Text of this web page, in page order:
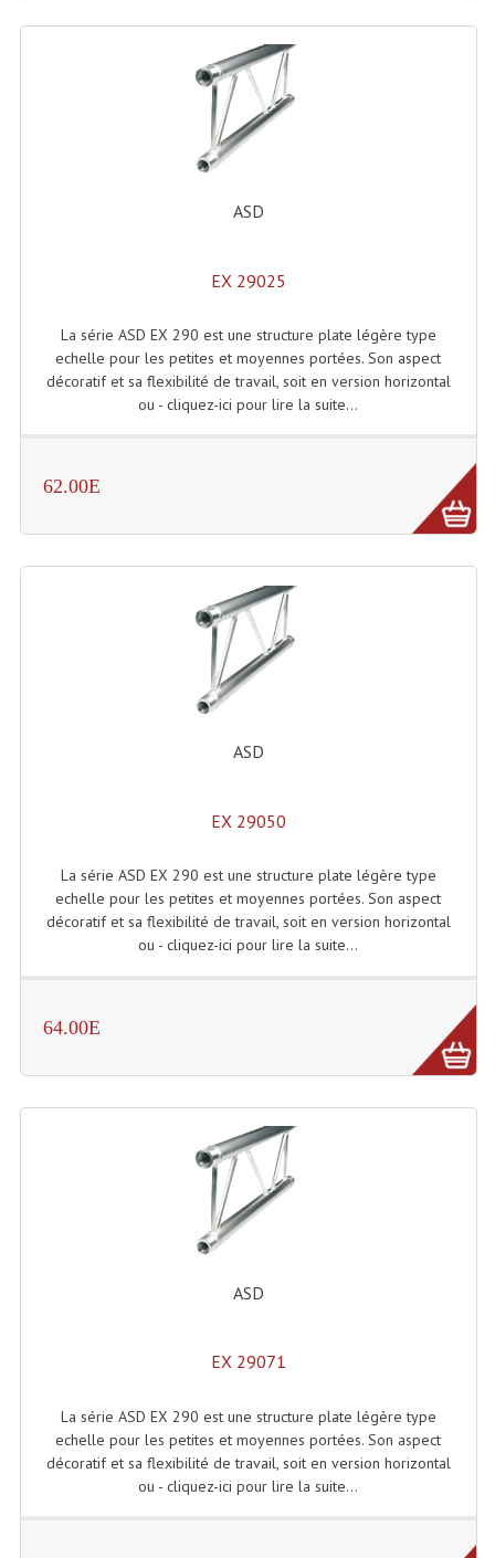
Platines Disque Vinyles
Lecteurs Cd À Plats
Lecteurs Cd À Plats Lecteur MP3
Lecteurs Lasers Simple Et Mp3 (rack 19")
Digital Package Et Logiciel
Enregistreur Numérique
Microphones Scène Et Studio
Microphones Filaires
Micro Sans Fil HF VHF 200MHZ
Microphones De Surface
Multi-Effets, Reverbes Etc...
Peripheriques Traitements Et Accessoires
Portes Voix Mégaphones
Table Mixages Et Contrôleurs & Consoles
Tables De Mixage DJ
Controleurs DJ USB / MP3
Consoles Amplifiées
Lumière
Boules À Facettes
ASD
EX 29025
La série ASD EX 290 est une structure plate légère type
echelle pour les petites et moyennes portées. Son aspect
décoratif et sa flexibilité de travail, soit en version horizontal
ou - cliquez-ici pour lire la suite...
62.00E
ASD
EX 29050
La série ASD EX 290 est une structure plate légère type
echelle pour les petites et moyennes portées. Son aspect
décoratif et sa flexibilité de travail, soit en version horizontal
ou - cliquez-ici pour lire la suite...
64.00E
ASD
EX 29071
La série ASD EX 290 est une structure plate légère type
echelle pour les petites et moyennes portées. Son aspect
décoratif et sa flexibilité de travail, soit en version horizontal
ou - cliquez-ici pour lire la suite...